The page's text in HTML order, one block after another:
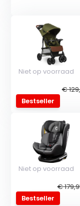
Bestseller
Niet op voorraad
€
Bestseller
Niet op voorraad
€